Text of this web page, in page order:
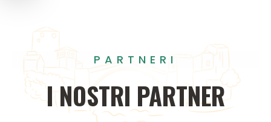
PARTNERI
INOSTRI PARTNER